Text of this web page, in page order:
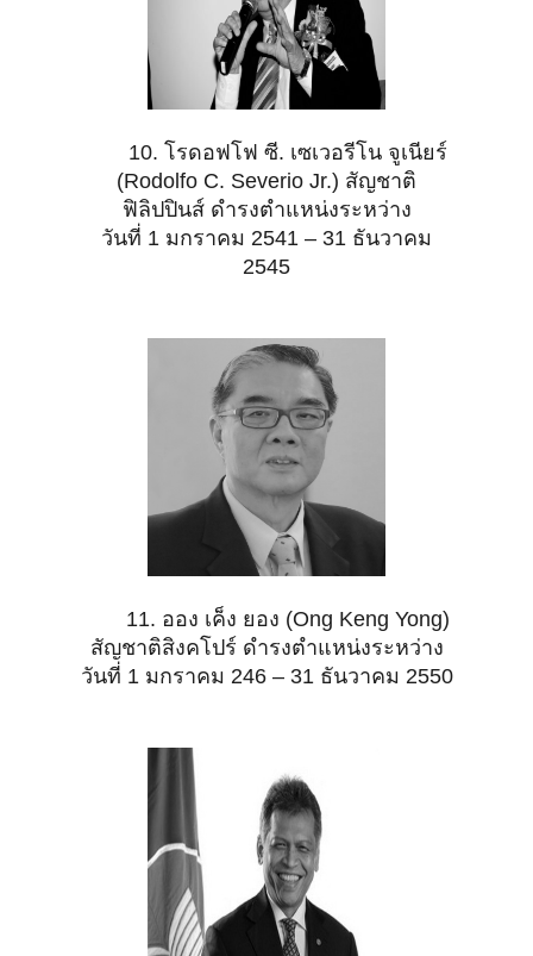
10. โรดอฟโฟ ซี. เซเวอรีโน จูเนียร์
(Rodolfo C. Severio Jr.) สัญชาติ
ฟิลิปปินส์ ดำรงตำแหน่งระหว่าง
วันที่ 1 มกราคม 2541 – 31 ธันวาคม
2545
11. ออง เค็ง ยอง (Ong Keng Yong)
สัญชาติสิงคโปร์ ดำรงตำแหน่งระหว่าง
วันที่ 1 มกราคม 246 – 31 ธันวาคม 2550